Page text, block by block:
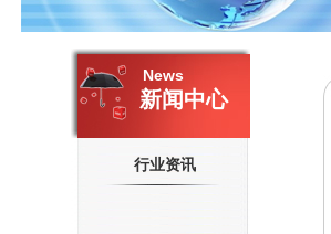
News
新闻中心
行业资讯